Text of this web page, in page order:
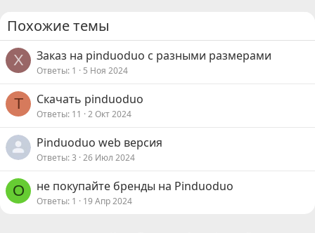
и
:
Похожие темы
Х Заказ на pinduoduo с разными размерами
Ответы 1 5 Ноя 2024
T Скачать pinduoduo
Ответы 11 2 Окт 2024
Pinduoduo web версия
Ответы 3 26 Июл 2024
О не покупайте бренды на Pinduoduo
Ответы 1 19 Апр 2024